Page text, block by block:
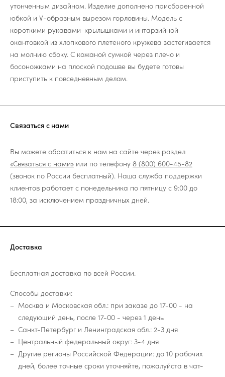
утонченным дизайном. Изделие дополнено присборенной
юбкой и V-образным вырезом горловины. Модель с
короткими рукавами-крылышками и интарзийной
окантовкой из хлопкового плетеного кружева застегивается
на молнию сбоку. С кожаной сумкой через плечо и
босоножками на плоской подошве вы будете готовы
приступить к повседневным делам.
Связаться с нами
Вы можете обратиться к нам на сайте через раздел
«Связаться с нами» или по телефону 8 (800) 600-45-82
(звонок по России бесплатный). Наша служба поддержки
клиентов работает с понедельника по пятницу с 9:00 до
18:00, за исключением праздничных дней.
Доставка
Бесплатная доставка по всей России.
Способы доставки:
Москва и Московская обл.: при заказе до 17-00 - на
следующий день, после 17-00 - через 1 день
Санкт-Петербург и Ленинградская обл.: 2-3 дня
Центральный федеральный округ: 3-4 дня
Другие регионы Российской Федерации: до 10 рабочих
дней, более точные сроки уточняйте, пожалуйста в чат-